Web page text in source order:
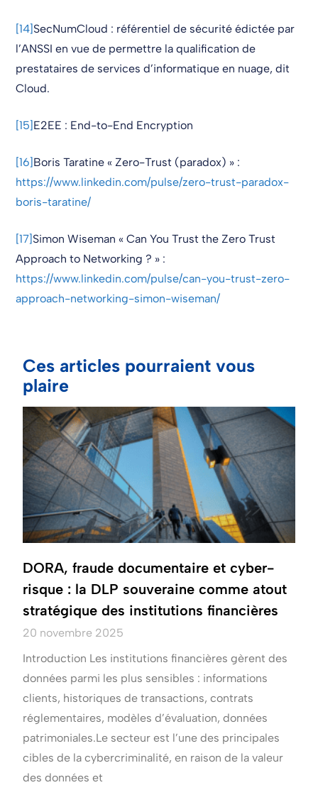
[14] SecNumCloud : référentiel de sécurité édictée par
l’ANSSI en vue de permettre la qualification de
prestataires de services d’informatique en nuage, dit
Cloud.
[15] E2EE : End-to-End Encryption
[16] Boris Taratine « Zero-Trust (paradox) » :
https://www.linkedin.com/pulse/zero-trust-paradox-
boris-taratine/
[17] Simon Wiseman « Can You Trust the Zero Trust
Approach to Networking ? » :
https://www.linkedin.com/pulse/can-you-trust-zero-
approach-networking-simon-wiseman/
Ces articles pourraient vous
plaire
DORA, fraude documentaire et cyber-
risque : la DLP souveraine comme atout
stratégique des institutions financières
20 novembre 2025
Introduction Les institutions financières gèrent des
données parmi les plus sensibles : informations
clients, historiques de transactions, contrats
réglementaires, modèles d’évaluation, données
patrimoniales.Le secteur est l’une des principales
cibles de la cybercriminalité, en raison de la valeur
des données et